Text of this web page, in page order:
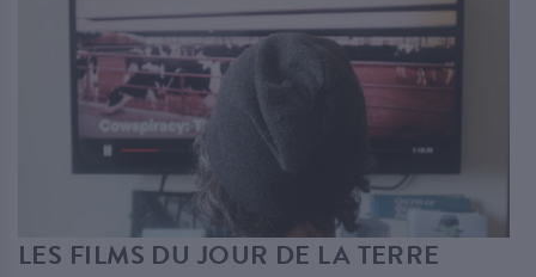
LES FILMS DU JOUR DE LA TERRE